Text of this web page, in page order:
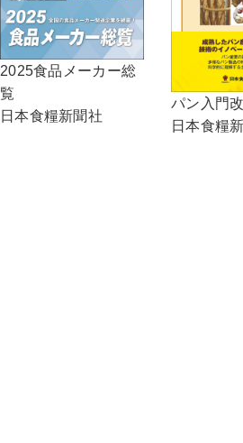
2025食品メーカー総
覧
日本食糧新聞社
パン入門
日本食糧